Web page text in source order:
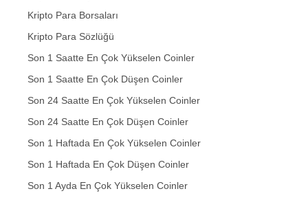
Kripto Para Borsaları
Kripto Para Sözlüğü
Son 1 Saatte En Çok Yükselen Coinler
Son 1 Saatte En Çok Düşen Coinler
Son 24 Saatte En Çok Yükselen Coinler
Son 24 Saatte En Çok Düşen Coinler
Son 1 Haftada En Çok Yükselen Coinler
Son 1 Haftada En Çok Düşen Coinler
Son 1 Ayda En Çok Yükselen Coinler